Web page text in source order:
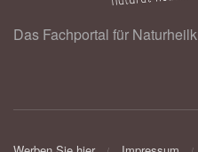
Das Fachportal für